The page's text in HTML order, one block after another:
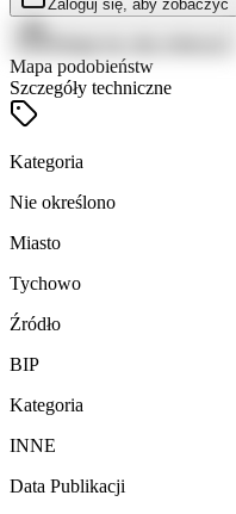
Zaloguj się, aby zobaczyć
Mapa podobieństw
Szczegóły techniczne
Kategoria
Nie określono
Miasto
Tychowo
Źródło
BIP
Kategoria
INNE
Data Publikacji